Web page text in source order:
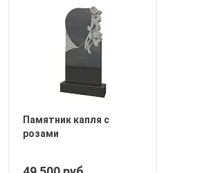
Памятник капля с
розами